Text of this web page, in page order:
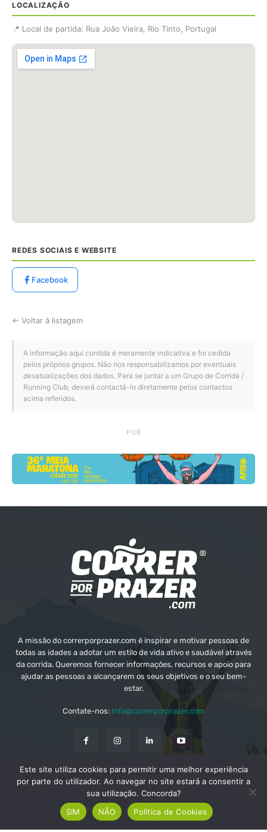
LOCALIZAÇÃO
📍 Local de partida: Rua João Vieira, Rio Tinto, Portugal
REDES SOCIAIS E WEBSITE
Facebook
← Voltar à listagem
A informação aqui contida é meramente indicativa e foi cedida
pelos próprios grupos. Não nos responsabilizamos por eventuais
desatualizações dos dados. Para se juntar a um Grupo de Corrida /
Running Club, deverá contactá-lo diretamente pelos contactos
acima referidos.
PUB
A missão do correrporprazer.com é inspirar e motivar pessoas de
todas as idades a adotar um estilo de vida ativo e saudável através
da corrida. Queremos fornecer informações, recursos e apoio para
ajudar as pessoas a alcançarem os seus objetivos e o seu bem-
estar.
Contate-nos: info@correrporprazer.com
FICHA TÉCNICA MEDIA KIT PUBLICIDADE
ADICIONAR PROVA
Este site utiliza cookies para permitir uma melhor experiência
por parte do utilizador. Ao navegar no site estará a consentir a
sua utilização. Concorda?
SIM
NÃO Política de Cookies